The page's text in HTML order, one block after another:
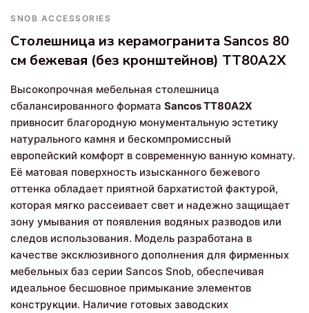
SNOB ACCESSORIES
Столешница из керамогранита Sancos 80
см бежевая (без кронштейнов) TT80A2X
Высокопрочная мебельная столешница
сбалансированного формата Sancos TT80A2X
привносит благородную монументальную эстетику
натурального камня и бескомпромиссный
европейский комфорт в современную ванную комнату.
Её матовая поверхность изысканного бежевого
оттенка обладает приятной бархатистой фактурой,
которая мягко рассеивает свет и надежно защищает
зону умывания от появления водяных разводов или
следов использования. Модель разработана в
качестве эксклюзивного дополнения для фирменных
мебельных баз серии Sancos Snob, обеспечивая
идеальное бесшовное примыкание элементов
конструкции. Наличие готовых заводских